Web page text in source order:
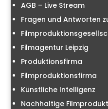
AGB – Live Stream
Fragen und Antworten
Filmagentur Leipzig
Produktionsfirma
Filmproduktionsfirma
Künstliche Intelligenz
Nachhaltige